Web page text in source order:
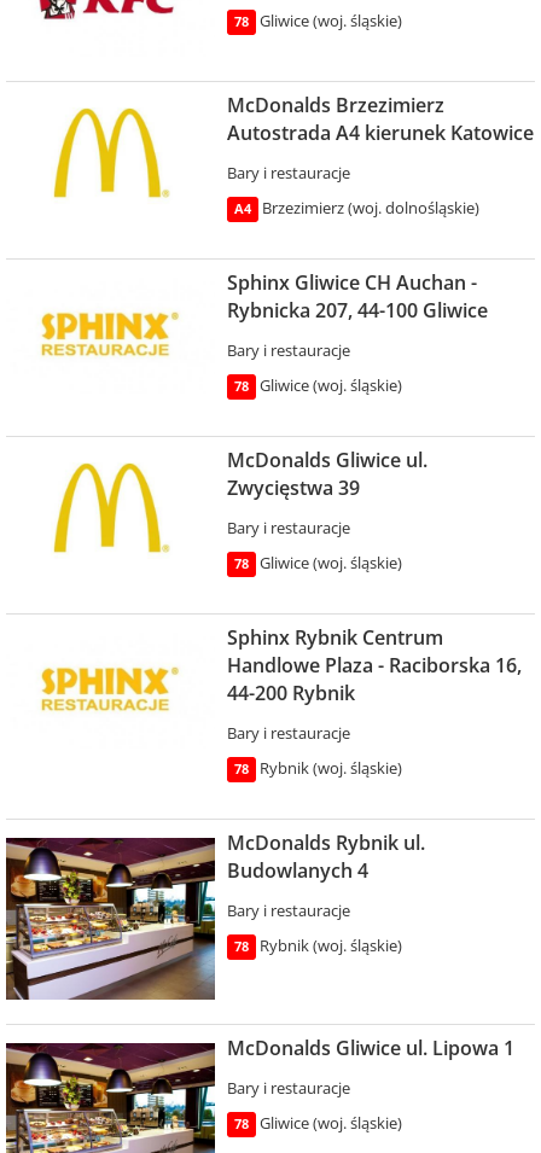
78 Gliwice (woj. śląskie)
McDonalds Brzezimierz
Autostrada A4 kierunek Katowice
Bary i restauracje
A4 Brzezimierz (woj. dolnośląskie)
Sphinx Gliwice CH Auchan -
Rybnicka 207, 44-100 Gliwice
Bary i restauracje
78 Gliwice (woj. śląskie)
McDonalds Gliwice ul.
Zwycięstwa 39
Bary i restauracje
78 Gliwice (woj. śląskie)
Sphinx Rybnik Centrum
Handlowe Plaza - Raciborska 16,
44-200 Rybnik
Bary i restauracje
78 Rybnik (woj. śląskie)
McDonalds Rybnik ul.
Budowlanych 4
Bary i restauracje
78 Rybnik (woj. śląskie)
McDonalds Gliwice ul. Lipowa 1
Bary i restauracje
78 Gliwice (woj. śląskie)